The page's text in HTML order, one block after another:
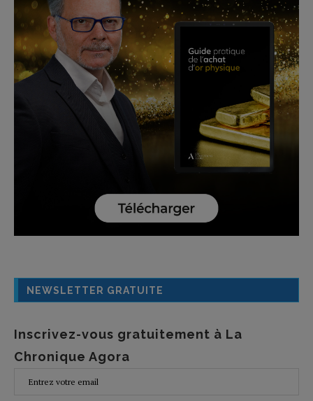
NEWSLETTER GRATUITE
Inscrivez-vous gratuitement à La
Chronique Agora